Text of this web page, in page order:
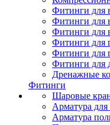
Фитинги для
Фитинги для
Фитинги для
Фитинги для
Фитинги для
Фитинги для
Дренажные
Фитинги
Шаровые
Арматура для
Арматура